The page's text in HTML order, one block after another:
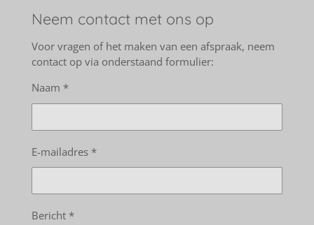
Neem contact met ons op
Voor vragen of het maken van een afspraak, neem
contact op via onderstaand formulier:
Naam *
E-mailadres *
Bericht *